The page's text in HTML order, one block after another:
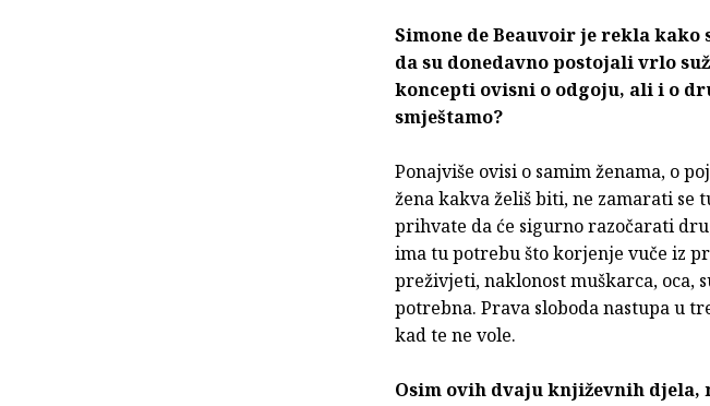
Simone de Beauvoir je rekla kako
da su donedavno postojali vrlo
koncepti ovisni o odgoju, ali i o
smještamo?
Ponajviše ovisi o samim ženama, o
žena kakva želiš biti, ne zamarati se
prihvate da će sigurno razočarati
ima tu potrebu što korjenje vuče iz
preživjeti, naklonost muškarca, oca,
potrebna. Prava sloboda nastupa u
kad te ne vole.
Osim ovih dvaju književnih djela,